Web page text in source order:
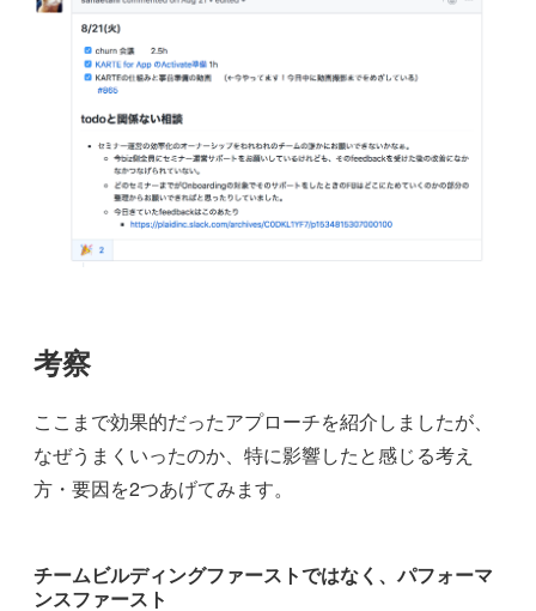
考察
ここまで効果的だったアプローチを紹介しましたが、
なぜうまくいったのか、特に影響したと感じる考え
方・要因を2つあげてみます。
チームビルディングファーストではなく、パフォーマ
ンスファースト